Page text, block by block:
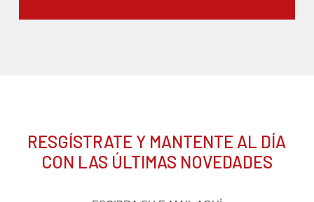
RESGÍSTRATE Y MANTENTE AL DÍA
CON LAS ÚLTIMAS NOVEDADES